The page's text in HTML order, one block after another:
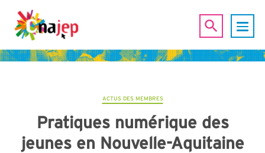
ACTUS DES MEMBRES
Pratiques numérique des
jeunes en Nouvelle-Aquitaine